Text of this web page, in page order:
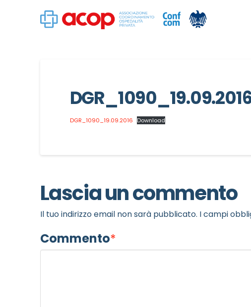
DGR_1090_19.09.2016 Download
Lascia un commento
Il tuo indirizzo email non sarà pubblicato. I campi
Commento*